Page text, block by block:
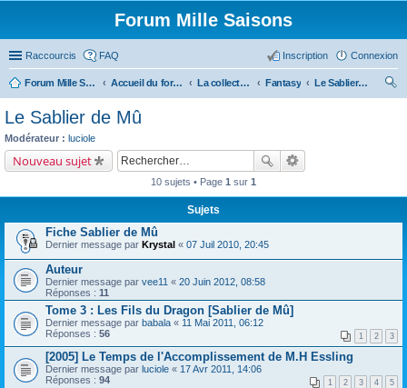
Forum Mille Saisons
Raccourcis FAQ Connexion
Inscription
Forum Mille Saisons Accueil du forum La collection Mille Saisons Fantasy
Le Sablier de Mû
Le Sablier de Mû
Modérateur : luciole
Nouveau sujet
10 sujets • Page 1 sur 1
Sujets
Fiche Sablier de Mû
Dernier message par Krystal « 07 Juil 2010, 20:45
Auteur
Dernier message par vee11 « 20 Juin 2012, 08:58
Réponses : 11
Tome 3 : Les Fils du Dragon [Sablier de Mû]
Dernier message par babala « 11 Mai 2011, 06:12
Réponses : 56 1 2 3
[2005] Le Temps de l'Accomplissement de M.H Essling
Dernier message par luciole « 17 Avr 2011, 14:06
Réponses : 94 1 2 3 4 5